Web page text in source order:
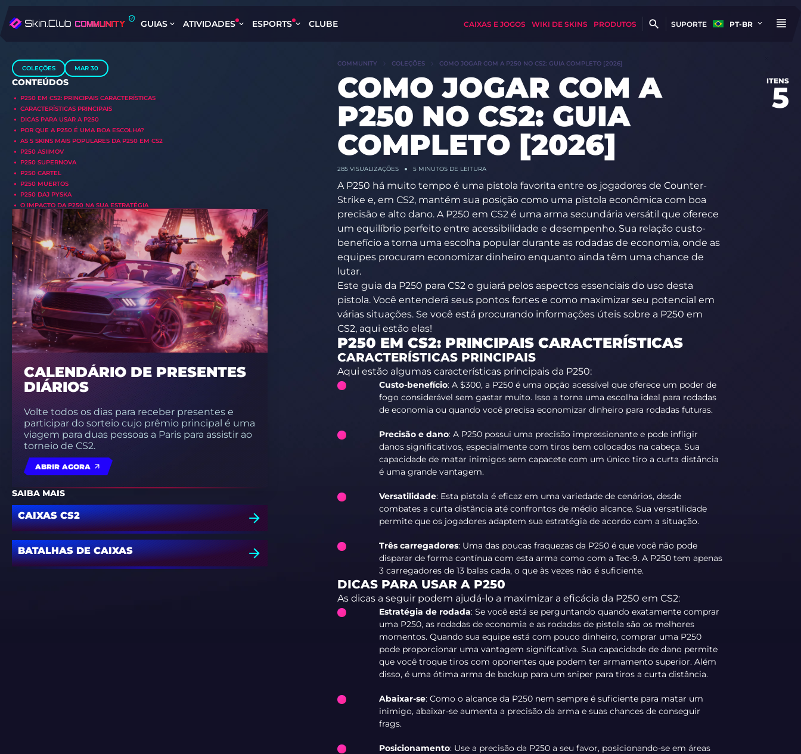
GUIAS ATIVIDADES ESPORTS CLUBE CAIXAS E JOGOS WIKI DE SKINS PRODUTOS SUPORTE PT-BR
COLEÇÕES MAR 30
CONTEÚDOS
P250 EM CS2: PRINCIPAIS CARACTERÍSTICAS
CARACTERÍSTICAS PRINCIPAIS
DICAS PARA USAR A P250
POR QUE A P250 É UMA BOA ESCOLHA?
AS 5 SKINS MAIS POPULARES DA P250 EM CS2
P250 ASIIMOV
P250 SUPERNOVA
P250 CARTEL
P250 MUERTOS
P250 DAJ PYSKA
O IMPACTO DA P250 NA SUA ESTRATÉGIA
CALENDÁRIO DE PRESENTES
DIÁRIOS
Volte todos os dias para receber presentes e
participar do sorteio cujo prêmio principal é uma
viagem para duas pessoas a Paris para assistir ao
torneio de CS2.
ABRIR AGORA
SAIBA MAIS
CAIXAS CS2
BATALHAS DE CAIXAS
COMMUNITY COLEÇÕES COMO JOGAR COM A P250 NO CS2: GUIA COMPLETO [2026]
COMO JOGAR COM A
P250 NO CS2: GUIA
COMPLETO [2026]
ITENS
5
285VISUALIZAÇÕES 5 MINUTOS DE LEITURA
A P250 há muito tempo é uma pistola favorita entre os jogadores de Counter-
Strike e, em CS2, mantém sua posição como uma pistola econômica com boa
precisão e alto dano. A P250 em CS2 é uma arma secundária versátil que oferece
um equilíbrio perfeito entre acessibilidade e desempenho. Sua relação custo-
benefício a torna uma escolha popular durante as rodadas de economia, onde as
equipes procuram economizar dinheiro enquanto ainda têm uma chance de
lutar.
Este guia da P250 para CS2 o guiará pelos aspectos essenciais do uso desta
pistola. Você entenderá seus pontos fortes e como maximizar seu potencial em
várias situações. Se você está procurando informações úteis sobre a P250 em
CS2, aqui estão elas!
P250 EM CS2: PRINCIPAIS CARACTERÍSTICAS
CARACTERÍSTICAS PRINCIPAIS
Aqui estão algumas características principais da P250:
Custo-benefício: A $300, a P250 é uma opção acessível que oferece um poder de
fogo considerável sem gastar muito. Isso a torna uma escolha ideal para rodadas
de economia ou quando você precisa economizar dinheiro para rodadas futuras.
Precisão e dano: A P250 possui uma precisão impressionante e pode infligir
danos significativos, especialmente com tiros bem colocados na cabeça. Sua
capacidade de matar inimigos sem capacete com um único tiro a curta distância
é uma grande vantagem.
Versatilidade: Esta pistola é eficaz em uma variedade de cenários, desde
combates a curta distância até confrontos de médio alcance. Sua versatilidade
permite que os jogadores adaptem sua estratégia de acordo com a situação.
Três carregadores: Uma das poucas fraquezas da P250 é que você não pode
disparar de forma contínua com esta arma como com a Tec-9. A P250 tem apenas
3 carregadores de 13 balas cada, o que às vezes não é suficiente.
DICAS PARA USAR A P250
As dicas a seguir podem ajudá-lo a maximizar a eficácia da P250 em CS2:
Estratégia de rodada: Se você está se perguntando quando exatamente comprar
uma P250, as rodadas de economia e as rodadas de pistola são os melhores
momentos. Quando sua equipe está com pouco dinheiro, comprar uma P250
pode proporcionar uma vantagem significativa. Sua capacidade de dano permite
que você troque tiros com oponentes que podem ter armamento superior. Além
disso, é uma ótima arma de backup para um sniper para tiros a curta distância.
Abaixar-se: Como o alcance da P250 nem sempre é suficiente para matar um
inimigo, abaixar-se aumenta a precisão da arma e suas chances de conseguir
frags.
Posicionamento: Use a precisão da P250 a seu favor, posicionando-se em áreas